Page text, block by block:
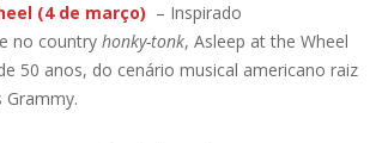
(4 de março) – Inspirado
no country honky-tonk, Asleep at the Wheel
50 anos, do cenário musical americano raiz
Grammy.